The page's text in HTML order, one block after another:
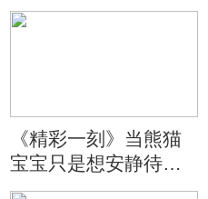
《精彩一刻》当熊猫
宝宝只是想安静待会
儿